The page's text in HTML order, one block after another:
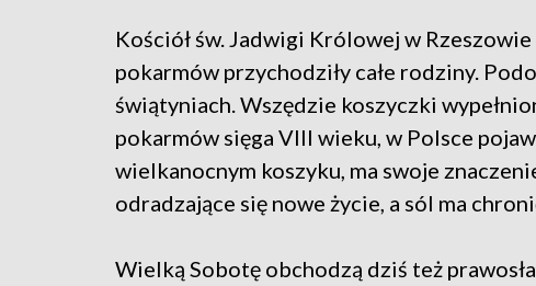
Kościół św. Jadwigi Królowej w
pokarmów przychodziły całe rodziny.
świątyniach. Wszędzie koszyczki
pokarmów sięga VIII wieku, w Polsce
wielkanocnym koszyku, ma swoje
odradzające się nowe życie, a sól ma
Wielką Sobotę obchodzą dziś też